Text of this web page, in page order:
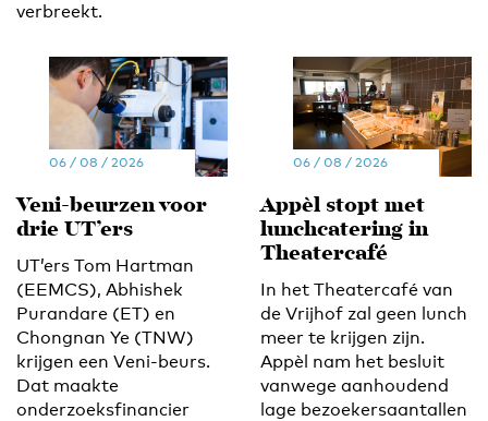
verbreekt.
06 / 08 / 2026
Veni-beurzen voor
drie UT’ers
UT’ers Tom Hartman
(EEMCS), Abhishek
Purandare (ET) en
Chongnan Ye (TNW)
krijgen een Veni-beurs.
Dat maakte
onderzoeksfinancier
06 / 08 / 2026
Appèl stopt met
lunchcatering in
Theatercafé
In het Theatercafé van
de Vrijhof zal geen lunch
meer te krijgen zijn.
Appèl nam het besluit
vanwege aanhoudend
lage bezoekersaantallen